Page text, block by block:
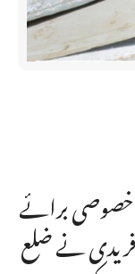
خصوصی برائے
نے ضلع